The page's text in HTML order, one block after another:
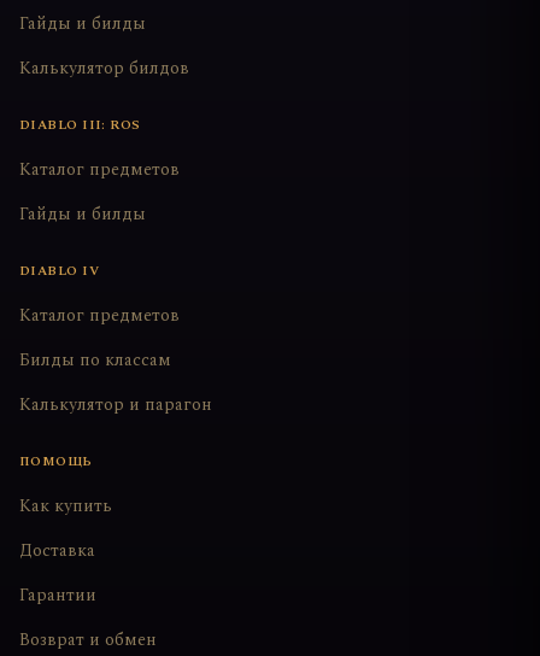
Гайды и билды
Калькулятор билдов
DIABLO III: ROS
Каталог предметов
Гайды и билды
DIABLO IV
Каталог предметов
Билды по классам
Калькулятор и парагон
ПОМОЩЬ
Как купить
Доставка
Гарантии
Возврат и обмен